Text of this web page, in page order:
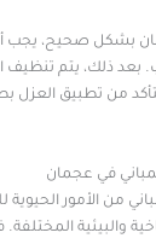
بشكل صحيح، يجب
بعد ذلك، يتم
من تطبيق
في عجمان
من الأمور الحيوية
والبيئية